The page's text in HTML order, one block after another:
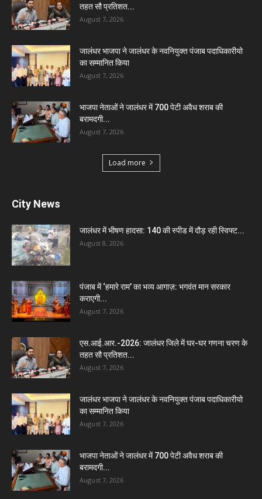
तहत सौ प्रतिशत...
August 7, 2026
जालंधर भाजपा ने जालंधर के नवनियुक्त पंजाब पदाधिकारीयो
का सम्मानित किया
August 7, 2026
भाजपा नेताओं ने जालंधर में 700 पेटी अवैध शराब की
बरामदगी...
August 7, 2026
Load more
City News
जालंधर में भीषण हादसा: 140 की स्पीड में दौड़ रही स्विफ्ट...
August 8, 2026
पंजाब में ‘हमारे राम’ का भव्य आगाज़: भगवंत मान सरकार
कराएगी...
August 7, 2026
एस.आई.आर.-2026: जालंधर जिले में घर-घर गणना चरण के
तहत सौ प्रतिशत...
August 7, 2026
जालंधर भाजपा ने जालंधर के नवनियुक्त पंजाब पदाधिकारीयो
का सम्मानित किया
August 7, 2026
भाजपा नेताओं ने जालंधर में 700 पेटी अवैध शराब की
बरामदगी...
August 7, 2026